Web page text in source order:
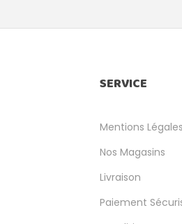
SERVICE
Mentions Légales
Nos Magasins
Livraison
Paiement